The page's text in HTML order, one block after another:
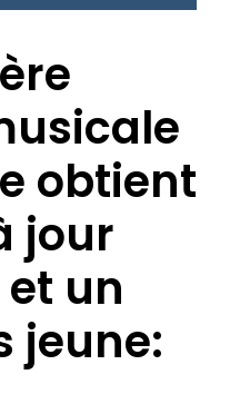
obtient
jour
un
jeune: